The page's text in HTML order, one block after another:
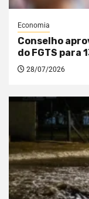
Economia
Conselho
do FGTS para
28/07/2026